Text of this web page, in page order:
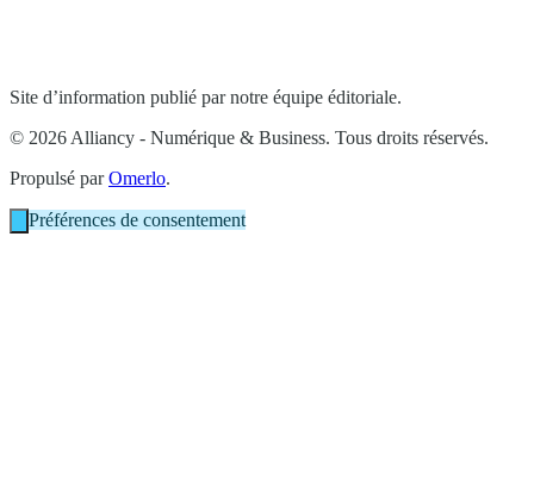
Site d’information publié par notre équipe éditoriale.
© 2026 Alliancy - Numérique & Business. Tous droits réservés.
Propulsé parOmerlo.
Préférences de consentement